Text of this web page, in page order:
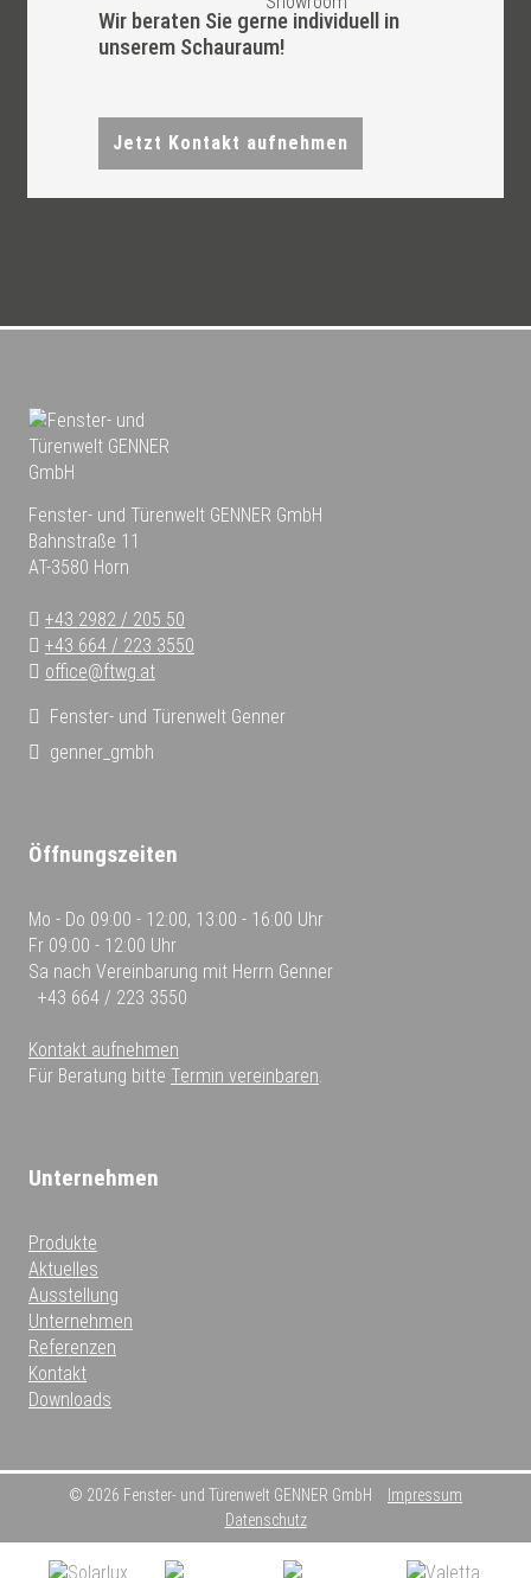
Wir beraten Sie gerne individuell in
unserem Schauraum!
Jetzt Kontakt aufnehmen
Fenster- und Türenwelt GENNER GmbH
Bahnstraße 11
AT-3580 Horn
+43 2982 / 205 50
+43 664 / 223 3550
office@ftwg.at
Fenster- und Türenwelt Genner
genner_gmbh
Öffnungszeiten
Mo - Do 09:00 - 12:00, 13:00 - 16:00 Uhr
Fr 09:00 - 12:00 Uhr
Sa nach Vereinbarung mit Herrn Genner
+43 664 / 223 3550
Kontakt aufnehmen
Für Beratung bitte Termin vereinbaren.
Unternehmen
Produkte
Aktuelles
Ausstellung
Unternehmen
Referenzen
Kontakt
Downloads
© 2026 Fenster- und Türenwelt GENNER GmbH
Impressum
Datenschutz